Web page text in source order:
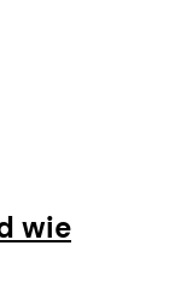
wie